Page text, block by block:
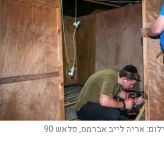
אריה לייב אברמס, פלאש 90